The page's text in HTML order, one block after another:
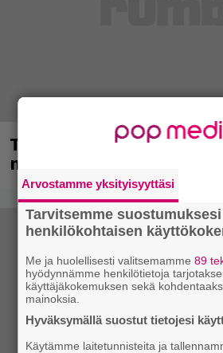
Tampereella sunnuntaina
nämä artistit mukana
Arvostamme yksityisyyttäsi
Tarvitsemme
henkilökohtaisen
Me ja huolellisesti valitsemamme89
hyödynnämme henkilötietoja
käyttäjäkokemuksen sekä
mainoksia.
Hyväksymällä suostut tietojesi
Käytämme laitetunnisteita ja